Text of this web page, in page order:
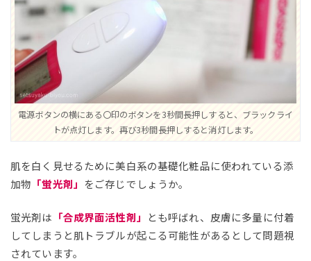
電源ボタンの横にある〇印のボタンを3秒間長押しすると、ブラックライ
トが点灯します。再び3秒間長押しすると消灯します。
肌を白く見せるために美白系の基礎化粧品に使われている添
加物 「蛍光剤」 をご存じでしょうか。
蛍光剤は 「合成界面活性剤」
とも呼ばれ、皮膚に多量に付着
してしまうと肌トラブルが起こる可能性があるとして問題視
されています。